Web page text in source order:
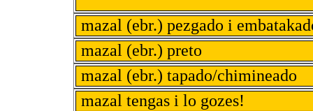
mazal (ebr.) pezgado i
mazal (ebr.) preto
mazal (ebr.) tapado/chimineado
mazal tengas i lo gozes!